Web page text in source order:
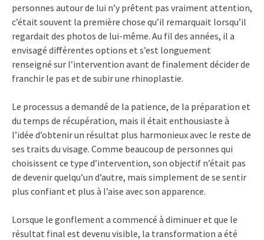
personnes autour de lui n’y prêtent pas vraiment attention,
c’était souvent la première chose qu’il remarquait lorsqu’il
regardait des photos de lui-même. Au fil des années, il a
envisagé différentes options et s’est longuement
renseigné sur l’intervention avant de finalement décider de
franchir le pas et de subir une rhinoplastie.
Le processus a demandé de la patience, de la préparation et
du temps de récupération, mais il était enthousiaste à
l’idée d’obtenir un résultat plus harmonieux avec le reste de
ses traits du visage. Comme beaucoup de personnes qui
choisissent ce type d’intervention, son objectif n’était pas
de devenir quelqu’un d’autre, mais simplement de se sentir
plus confiant et plus à l’aise avec son apparence.
Lorsque le gonflement a commencé à diminuer et que le
résultat final est devenu visible, la transformation a été